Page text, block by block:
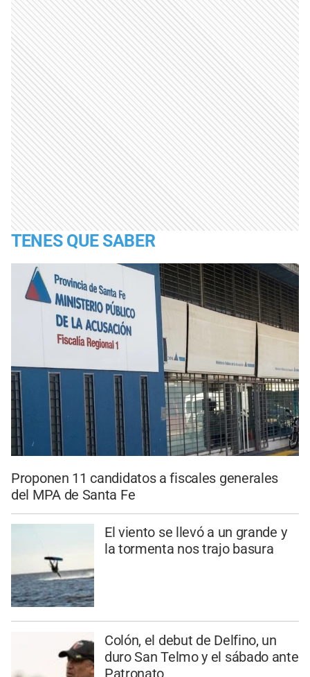
TENES QUE SABER
Proponen 11 candidatos a fiscales generales
del MPA de Santa Fe
El viento se llevó a un grande y
la tormenta nos trajo basura
Colón, el debut de Delfino, un
duro San Telmo y el sábado ante
Patronato